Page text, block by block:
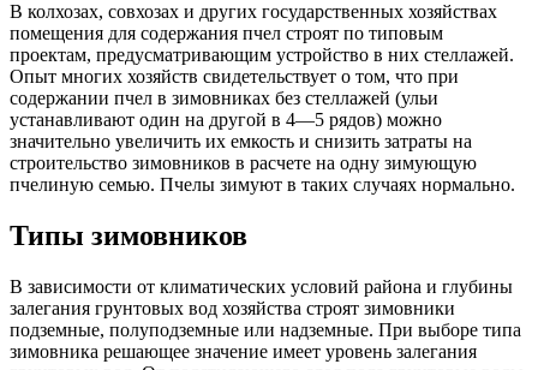
В колхозах, совхозах и других государственных хозяйствах
помещения для содержания пчел строят по типовым
проектам, предусматривающим устройство в них стеллажей.
Опыт многих хозяйств свидетельствует о том, что при
содержании пчел в зимовниках без стеллажей (ульи
устанавливают один на другой в 4—5 рядов) можно
значительно увеличить их емкость и снизить затраты на
строительство зимовников в расчете на одну зимующую
пчелиную семью. Пчелы зимуют в таких случаях нормально.
Типы зимовников
В зависимости от климатических условий района и глубины
залегания грунтовых вод хозяйства строят зимовники
подземные, полуподземные или надземные. При выборе типа
зимовника решающее значение имеет уровень залегания